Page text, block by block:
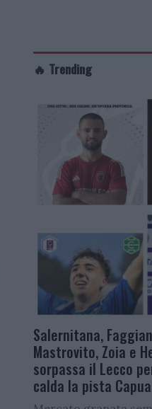
🔥 Trending
Salernitana,
Mastrovito, Zoia e
sorpassa il Lecco
calda la pista